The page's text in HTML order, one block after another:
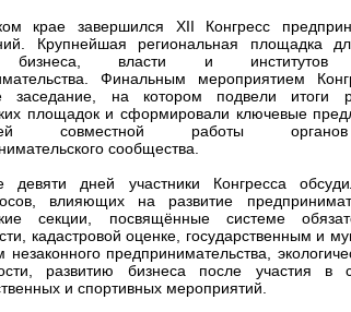
крае завершился XII Конгресс
Крупнейшая региональная площадка
бизнеса, власти и институтов
Финальным мероприятием
заседание, на котором подвели итоги
площадок и сформировали ключевые
совместной работы
сообщества.
девяти дней участники Конгресса
влияющих на развитие
секции, посвящённые системе
кадастровой оценке, государственным и
незаконного предпринимательства,
развитию бизнеса после участия
и спортивных мероприятий.